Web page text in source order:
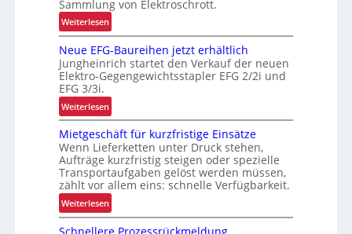
h
e
L
a
s
t
e
n
r
a
n
s
p
e
r
a
d
n
w
a
a
g
e
z
u
r
Sammlung von Elektroschrott.
Weiterlesen:
R
o
b
u
s
t
L
ö
s
u
n
g
f
Neue EFG-Baureihen jetzt erhältlich
Jungheinrich startet den Verkauf der neuen
Elektro-Gegengewichtsstapler EFG 2/2i und
EFG 3/3i.
Weiterlesen:
N
e
u
e
E
F
G
Mietgeschäft für kurzfristige Einsätze
Wenn Lieferketten unter Druck stehen,
Aufträge kurzfristig steigen oder spezielle
Transportaufgaben gelöst werden müssen,
zählt vor allem eins: schnelle Verfügbarkeit.
Weiterlesen:
M